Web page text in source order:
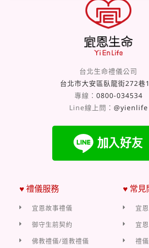
台北生命禮儀公司
台北市大安區臥龍街272巷
專線： 0800-034534
Line線上問： @yienlife
♥ 禮儀服務
宜恩故事禮儀
御守生前契約
佛教禮儀/道教禮儀
♥ 常
宜
宜
禮